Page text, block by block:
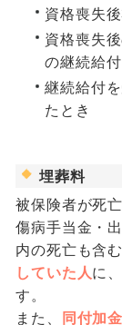
資格喪失
資格喪失
の継続給
継続給付
たとき
埋葬料
被保険者が死
傷病手当金・
内の死亡も含
していた人に
す。
また、
同付加